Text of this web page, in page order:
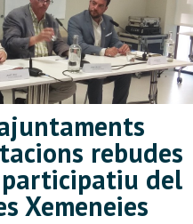
rebudes
del
Xemeneies